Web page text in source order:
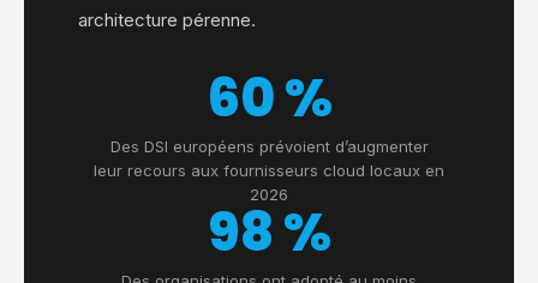
architecture pérenne.
60 %
Des DSI européens prévoient d’augmenter
leur recours aux fournisseurs cloud locaux en
2026
98 %